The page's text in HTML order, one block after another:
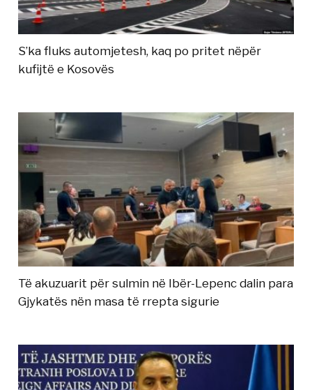
S’ka fluks automjetesh, kaq po pritet nëpër
kufijtë e Kosovës
Të akuzuarit për sulmin në Ibër-Lepenc dalin para
Gjykatës nën masa të rrepta sigurie